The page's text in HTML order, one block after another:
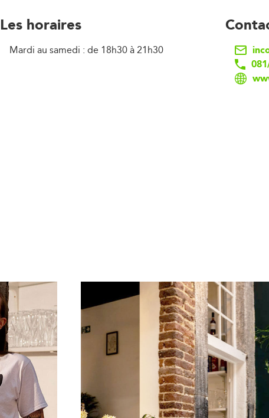
Les horaires
Mardi au samedi : de 18h30 à 21h30